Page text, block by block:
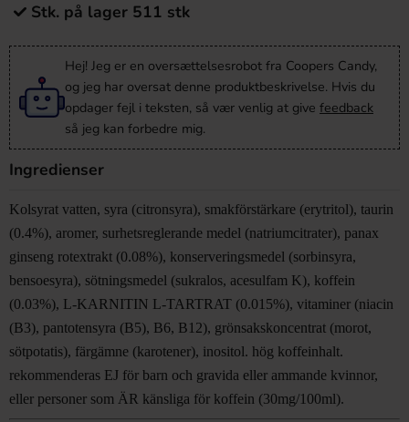
Stk. på lager 511 stk
Hej! Jeg er en oversættelsesrobot fra Coopers Candy,
og jeg har oversat denne produktbeskrivelse. Hvis du
opdager fejl i teksten, så vær venlig at give feedback
så jeg kan forbedre mig.
Ingredienser
Kolsyrat vatten, syra (citronsyra), smakförstärkare (erytritol), taurin
(0.4%), aromer, surhetsreglerande medel (natriumcitrater), panax
ginseng rotextrakt (0.08%), konserveringsmedel (sorbinsyra,
bensoesyra), sötningsmedel (sukralos, acesulfam K), koffein
(0.03%), L-KARNITIN L-TARTRAT (0.015%), vitaminer (niacin
(B3), pantotensyra (B5), B6, B12), grönsakskoncentrat (morot,
sötpotatis), färgämne (karotener), inositol. hög koffeinhalt.
rekommenderas EJ för barn och gravida eller ammande kvinnor,
eller personer som ÄR känsliga för koffein (30mg/100ml).